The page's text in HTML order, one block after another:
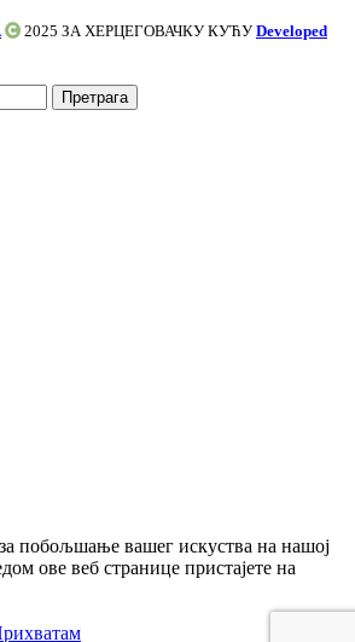
2025 ЗА ХЕРЦЕГОВАЧКУ КУЋУ Developed
Претрага
побољшање вашег искуства на нашој
ове веб странице пристајете на
колачића.